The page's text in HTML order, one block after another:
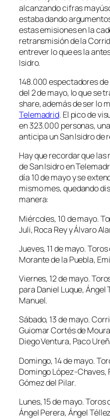
alcanzando cifras
estaba dando
estas emisiones en la
retransmisión de la
entrever lo que es la
Isidro.
148.000 espectadores
del 2 de mayo, lo que se
share, además de ser lo
Telemadrid. El pico de
en 323.000 personas,
anticipa un San Isidro de
Hay que recordar que
de San Isidro en
día 10 de mayo y se
mismo mes, quedando
manera:
Miércoles, 10 de mayo.
Juli, Roca Rey y Álvaro
Jueves, 11 de mayo.
Morante de la Puebla,
Viernes, 12 de mayo.
para Daniel Luque, Ángel
Manuel.
Sábado, 13 de mayo.
Guiomar Cortés de
Diego Ventura, Paco
Domingo, 14 de mayo.
Domingo López-Chaves,
Gómez del Pilar.
Lunes, 15 de mayo.
Ángel Perera, Ángel